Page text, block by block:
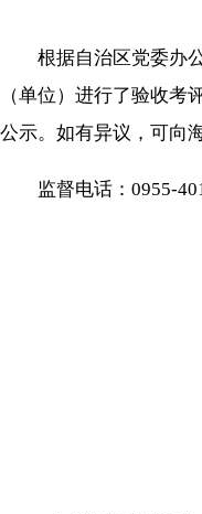
根据自治区党委办公
（单位）进行了验收
公示。如有异议，可向
监督电话：0955-